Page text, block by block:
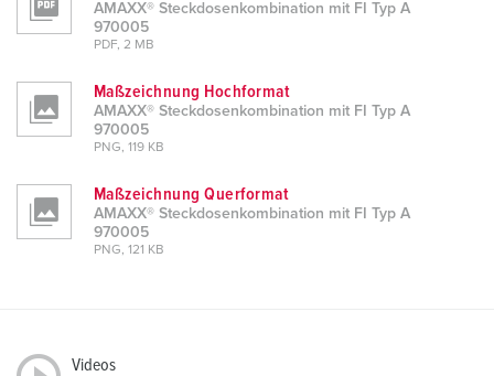
AMAXX® Steckdosenkombination mit FI Typ A
970005
PDF, 2 MB
Maßzeichnung Hochformat
AMAXX® Steckdosenkombination mit FI Typ A
970005
PNG, 119 KB
Maßzeichnung Querformat
AMAXX® Steckdosenkombination mit FI Typ A
970005
PNG, 121 KB
Videos